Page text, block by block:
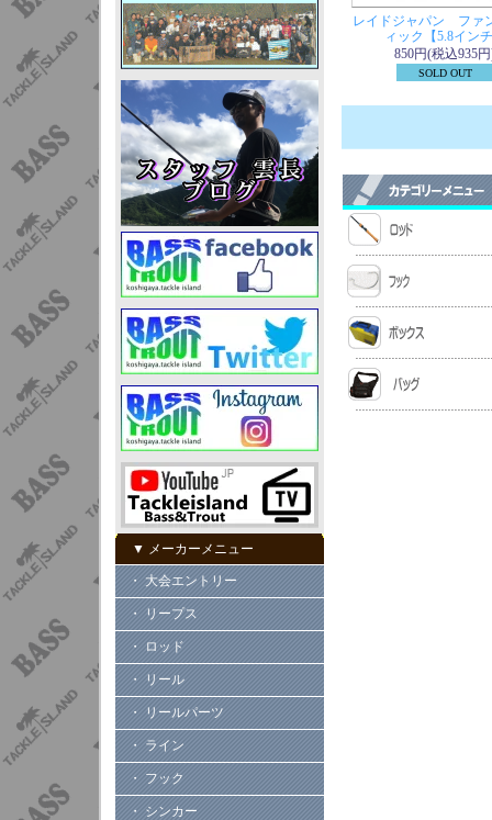
▼ メーカーメニュー
・ 大会エントリー
・ リープス
・ ロッド
・ リール
・ リールパーツ
・ ライン
・ フック
・ シンカー
レイドジャパン ファ
ィック【5.8イン
850円(税込935
SOLD OUT